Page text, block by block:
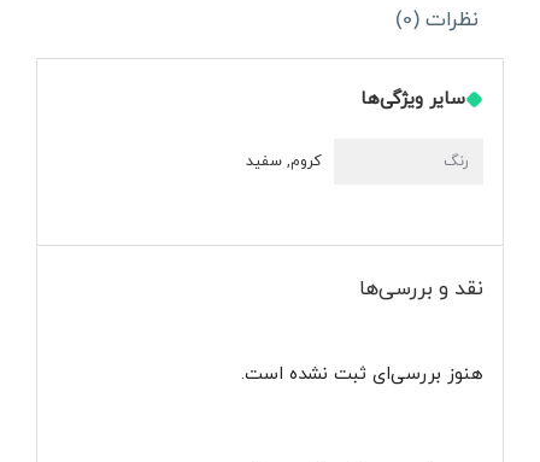
نظرات (0)
سایر ویژگی‌ها
رنگ کروم, سفید
نقد و بررسی‌ها
هنوز بررسی‌ای ثبت نشده است.